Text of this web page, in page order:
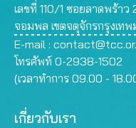
เลขที่ 110/1 ซอยลาดพร้า
จอมพล เขตจตุจักรกรุงเท
E-mail :
โทรศัพท์ 0-2938-1502
(เวลาทำการ 09.00 -
เกี่ยวกับเรา